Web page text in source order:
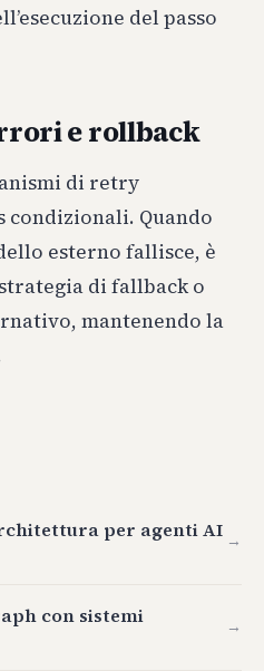
del passo
e rollback
di retry
condizionali. Quando
esterno fallisce, è
di fallback o
mantenendo la
per agenti AI →
con sistemi
→